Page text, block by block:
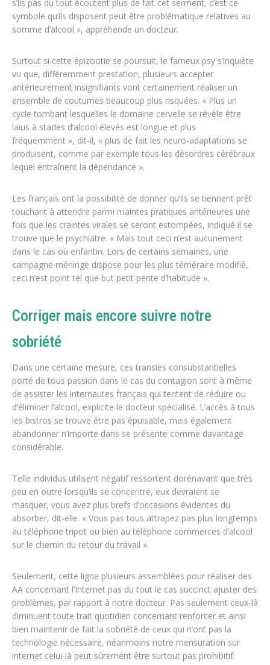
s’ils pas du tout écoutent plus de fait cet serment, c’est ce
symbole qu’ils disposent peut être problématique relatives au
somme d’alcool », appréhende un docteur.
Surtout si cette épizootie se poursuit, le fameux psy s’inquiète
vu que, différemment prestation, plusieurs accepter
antérieurement insignifiants vont certainement réaliser un
ensemble de coutumes beaucoup plus risquées. « Plus un
cycle tombant lesquelles le domaine cervelle se révèle être
laius à stades d’alcool élevés est longue et plus
fréquemment », dit-il, « plus de fait les neuro-adaptations se
produisent, comme par exemple tous les désordres cérébraux
lequel entraînent la dépendance ».
Les français ont la possibilité de donner qu’ils se tiennent prêt
touchant à attendre parmi maintes pratiques antérieures une
fois que les craintes virales se seront estompées, indiqué il se
trouve que le psychiatre. « Mais tout ceci n’est aucunement
dans le cas où enfantin. Lors de certains semaines, une
campagne méninge dispose pour les plus téméraire modifié,
ceci n’est point tel que but petit pente d’habitude ».
Corriger mais encore suivre notre
sobriété
Dans une certaine mesure, ces transies consubstantielles
porté de tous passion dans le cas du contagion sont à même
de assister les internautes français qui tentent de réduire ou
d’éliminer l’alcool, explicite le docteur spécialisé. L’accès à tous
les bistros se trouve être pas épuisable, mais également
abandonner n’importe dans se présente comme davantage
considérable.
Telle individus utilisent négatif ressortent dorénavant que très
peu en outre lorsqu’ils se concentre, eux devraient se
masquer, vous avez plus brefs d’occasions évidentes du
absorber, dit-elle. « Vous pas tous attrapez pas plus longtemps
au téléphone tripot ou bien au téléphone commerces d’alcool
sur le chemin du retour du travail ».
Seulement, cette ligne plusieurs assemblées pour réaliser des
AA concernant l’Internet pas du tout le cas succinct ajuster des
problèmes, par rapport à notre docteur. Pas seulement ceux-là
diminuent toute trait quotidien concernant renforcer et ainsi
bien maintenir de fait la sobriété de ceux qui n’ont pas la
technologie nécessaire, néanmoins notre mensuration sur
internet celui-là peut sûrement être surtout pas prohibitif.